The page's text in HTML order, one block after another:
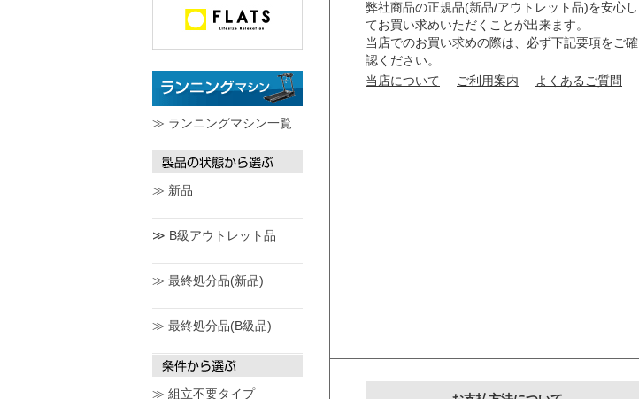
≫ ランニングマシン一覧
≫ 新品
≫ B級アウトレット品
≫ 最終処分品(新品)
≫ 最終処分品(B級品)
≫ 組立不要タイプ
弊社商品の正規品(新品/アウトレット品)を安心し
てお買い求めいただくことが出来ます。
当店でのお買い求めの際は、必ず下記要項をご確
認ください。
当店について
ご利用案内 よくあるご質問